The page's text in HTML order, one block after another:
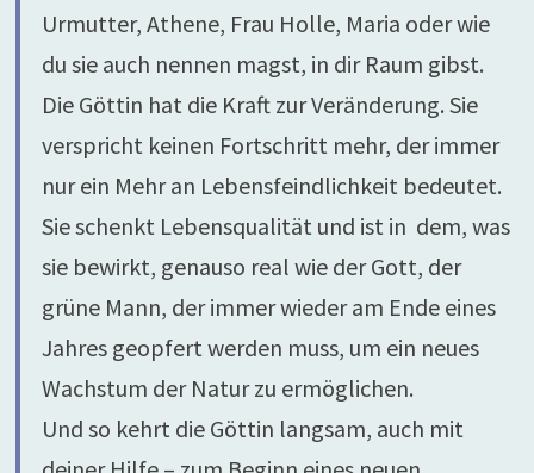
Urmutter, Athene, Frau Holle, Maria oder wie
du sie auch nennen magst, in dir Raum gibst.
Die Göttin hat die Kraft zur Veränderung. Sie
verspricht keinen Fortschritt mehr, der immer
nur ein Mehr an Lebensfeindlichkeit bedeutet.
Sie schenkt Lebensqualität und ist in dem, was
sie bewirkt, genauso real wie der Gott, der
grüne Mann, der immer wieder am Ende eines
Jahres geopfert werden muss, um ein neues
Wachstum der Natur zu ermöglichen.
Und so kehrt die Göttin langsam, auch mit